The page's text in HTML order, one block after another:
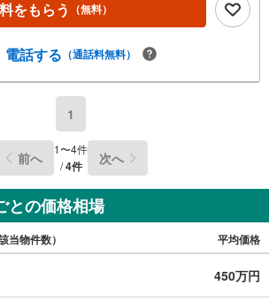
をもらう （無料）
電話する （通話料無料）
1
前へ 1〜4件
/4件 次へ
との価格相場
当物件数） 平均価格
450万円